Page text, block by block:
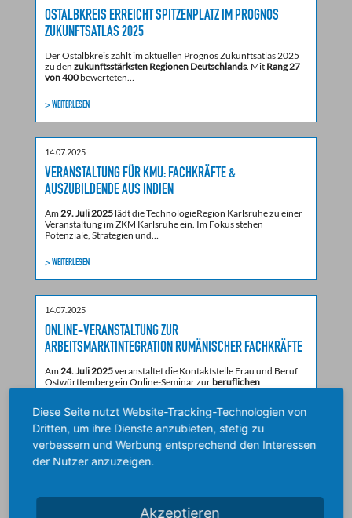
OSTALBKREIS ERREICHT SPITZENPLATZ IM PROGNOS
ZUKUNFTSATLAS 2025
Der Ostalbkreis zählt im aktuellen Prognos Zukunftsatlas 2025
zu denzukunftsstärksten Regionen Deutschlands . Mit Rang 27
von 400 bewerteten…
> WEITERLESEN
14.07.2025
VERANSTALTUNG FÜR KMU: FACHKRÄFTE &
AUSZUBILDENDE AUS INDIEN
Am 29. Juli 2025 lädt die TechnologieRegion Karlsruhe zu einer
Veranstaltung im ZKM Karlsruhe ein. Im Fokus stehen
Potenziale, Strategien und…
> WEITERLESEN
14.07.2025
ONLINE-VERANSTALTUNG ZUR
ARBEITSMARKTINTEGRATION RUMÄNISCHER FACHKRÄFTE
Am24. Juli 2025veranstaltet die Kontaktstelle Frau und Beruf
Ostwürttemberg ein Online-Seminar zur beruflichen
26.06.2025
Diese Seite nutzt Website-Tracking-Technologien von
Dritten, um ihre Dienste anzubieten, stetig zu
verbessern und Werbung entsprechend den Interessen
der Nutzer anzuzeigen.
Akzeptieren